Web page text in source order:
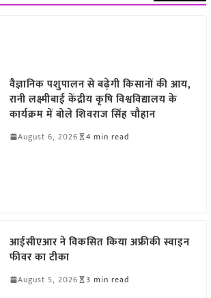
वैज्ञानिक पशुपालन से बढ़ेगी किसानों की आय,
रानी लक्ष्मीबाई केंद्रीय कृषि विश्वविद्यालय के
कार्यक्रम में बोले शिवराज सिंह चौहान
August 6, 2026 4 min read
आईसीएआर ने विकसित किया अफ्रीकी स्वाइन
फीवर का टीका
August 5, 2026 3 min read